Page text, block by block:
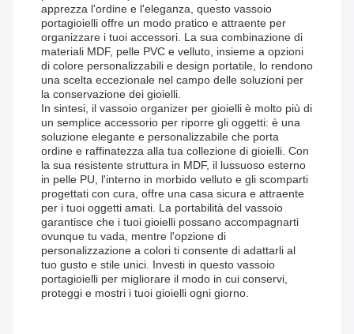
apprezza l'ordine e l'eleganza, questo vassoio
portagioielli offre un modo pratico e attraente per
organizzare i tuoi accessori. La sua combinazione di
materiali MDF, pelle PVC e velluto, insieme a opzioni
di colore personalizzabili e design portatile, lo rendono
una scelta eccezionale nel campo delle soluzioni per
la conservazione dei gioielli.
In sintesi, il vassoio organizer per gioielli è molto più di
un semplice accessorio per riporre gli oggetti: è una
soluzione elegante e personalizzabile che porta
ordine e raffinatezza alla tua collezione di gioielli. Con
la sua resistente struttura in MDF, il lussuoso esterno
in pelle PU, l'interno in morbido velluto e gli scomparti
progettati con cura, offre una casa sicura e attraente
per i tuoi oggetti amati. La portabilità del vassoio
garantisce che i tuoi gioielli possano accompagnarti
ovunque tu vada, mentre l'opzione di
personalizzazione a colori ti consente di adattarli al
tuo gusto e stile unici. Investi in questo vassoio
portagioielli per migliorare il modo in cui conservi,
proteggi e mostri i tuoi gioielli ogni giorno.